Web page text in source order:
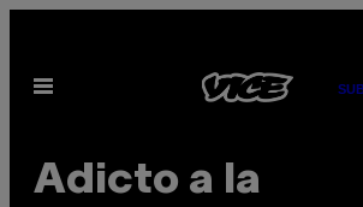
contenido
Abrir
Adicto a la